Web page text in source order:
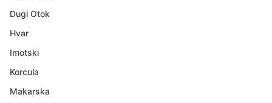
Dugi Otok
Hvar
Imotski
Korcula
Makarska